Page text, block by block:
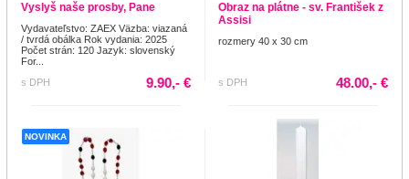
Vyslyš naše prosby, Pane
Vydavateľstvo: ZAEX Väzba: viazaná
/ tvrdá obálka Rok vydania: 2025
Počet strán: 120 Jazyk: slovenský
For...
s DPH
9.90,- €
Obraz na plátne - sv. František z
Assisi
rozmery 40 x 30 cm
s DPH 48.00,- €
NOVINKA